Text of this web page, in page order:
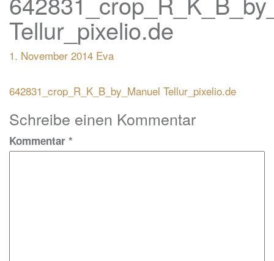
Tellur_pixelio.de
1. November 2014 Eva
Beitragsnavigation
642831_crop_R_K_B_by_Manuel Tellur_pixelio.de
Schreibe einen Kommentar
Kommentar *